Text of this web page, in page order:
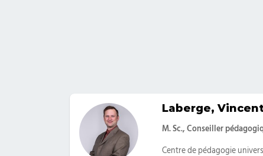
Laberge,
Catégories
M. Sc., Conseiller
Centre de pédagogie